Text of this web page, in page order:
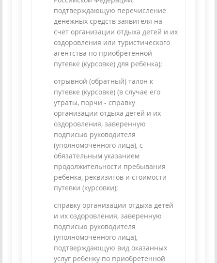
подтверждающую перечисление
денежных средств заявителя на
счет организации отдыха детей и их
оздоровления или туристического
агентства по приобретенной
путевке (курсовке) для ребенка);
отрывной (обратный) талон к
путевке (курсовке) (в случае его
утраты, порчи - справку
организации отдыха детей и их
оздоровления, заверенную
подписью руководителя
(уполномоченного лица), с
обязательным указанием
продолжительности пребывания
ребенка, реквизитов и стоимости
путевки (курсовки);
справку организации отдыха детей
и их оздоровления, заверенную
подписью руководителя
(уполномоченного лица),
подтверждающую вид оказанных
услуг ребенку по приобретенной